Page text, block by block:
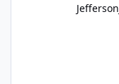
Jefferson